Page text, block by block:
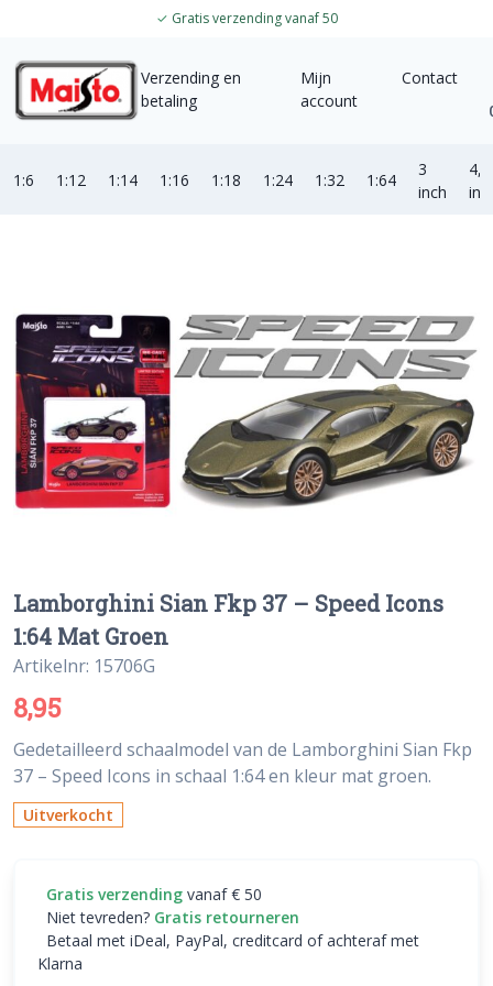
✓ Gratis verzending vanaf 50
Verzending en
betaling
Mijn
account
Contact
1:6 1:12 1:14 1:16 1:18 1:24 1:32 1:64
3
inch
4,5
Lamborghini Sian Fkp 37 – Speed Icons
1:64 Mat Groen
Artikelnr: 15706G
8,95
Gedetailleerd schaalmodel van de Lamborghini Sian Fkp
37 – Speed Icons in schaal 1:64 en kleur mat groen.
Uitverkocht
Gratis verzending vanaf € 50
Niet tevreden? Gratis retourneren
Betaal met iDeal, PayPal, creditcard of achteraf met
Klarna